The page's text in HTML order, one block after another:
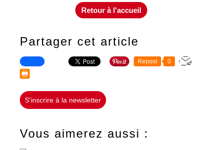
Retour à l'accueil
Partager cet article
Repost 0
S'inscrire à la newsletter
Vous aimerez aussi :